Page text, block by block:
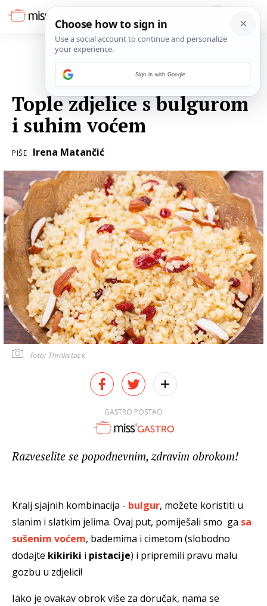
Tople zdjelice s bulgurom
i suhim voćem
PIŠE Irena Matančić
foto: Thinkstock
GASTRO POSTAO
Razveselite se popodnevnim, zdravim obrokom!
Kralj sjajnih kombinacija - bulgur, možete koristiti u
slanim i slatkim jelima. Ovaj put, pomiješali smo ga sa
sušenim voćem, bademima i cimetom (slobodno
dodajte kikiriki i pistacije) i pripremili pravu malu
gozbu u zdjelici!
Iako je ovakav obrok više za doručak, nama se
Sign in with Google